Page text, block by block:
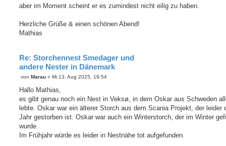
aber im Moment scheint er es zumindest nicht eilig zu haben.
Herzliche Grüße & einen schönen Abend!
Mathias
Re: Storchennest Smedager und
andere Nester in Dänemark
B
r
a
von Marau » Mi 13. Aug 2025, 19:54
Hallo Mathias,
es gibt genau noch ein Nest in Veksø, in dem Oskar aus Schweden
lebte. Oskar war ein älterer Storch aus dem Scania Projekt, der leider
Jahr gestorben ist. Oskar war auch ein Winterstorch, der im Winter
wurde.
Im Frühjahr würde es leider in Nestnähe tot aufgefunden.